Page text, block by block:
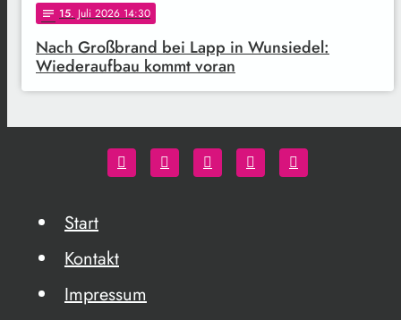
notes 15. Juli 2026 14:30
Nach Großbrand bei Lapp in Wunsiedel:
Wiederaufbau kommt voran
Start
Kontakt
Impressum